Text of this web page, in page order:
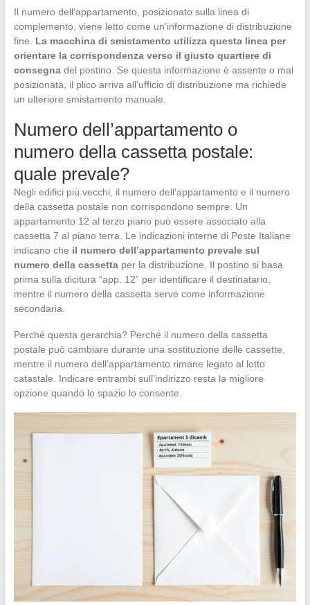
Il numero dell’appartamento, posizionato sulla linea di
complemento, viene letto come un’informazione di distribuzione
fine. La macchina di smistamento utilizza questa linea per
orientare la corrispondenza verso il giusto quartiere di
consegnadel postino. Se questa informazione è assente o mal
posizionata, il plico arriva all’ufficio di distribuzione ma richiede
un ulteriore smistamento manuale.
Numero dell’appartamento o
numero della cassetta postale:
quale prevale?
Negli edifici più vecchi, il numero dell’appartamento e il numero
della cassetta postale non corrispondono sempre. Un
appartamento 12 al terzo piano può essere associato alla
cassetta 7 al piano terra. Le indicazioni interne di Poste Italiane
indicano che il numero dell’appartamento prevale sul
numero della cassettaper la distribuzione. Il postino si basa
prima sulla dicitura “app. 12” per identificare il destinatario,
mentre il numero della cassetta serve come informazione
secondaria.
Perché questa gerarchia? Perché il numero della cassetta
postale può cambiare durante una sostituzione delle cassette,
mentre il numero dell’appartamento rimane legato al lotto
catastale. Indicare entrambi sull’indirizzo resta la migliore
opzione quando lo spazio lo consente.